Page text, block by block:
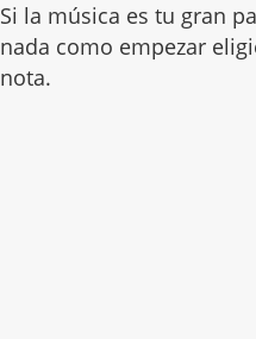
Si la música es tu gran
nada como empezar
nota.